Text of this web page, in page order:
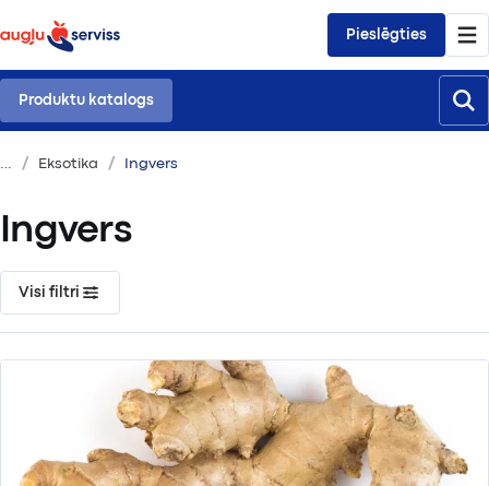
Pieslēgties
Produktu katalogs
Eksotika Ingvers
Ingvers
Visi filtri